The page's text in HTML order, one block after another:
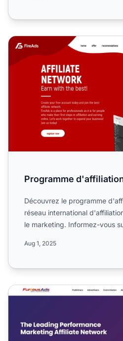
Programme d'affiliation FireAds
Programme
Découvrez le programme
réseau international
le marketing. Informez-vous
Aug 1, 2025
Programme d'affiliation